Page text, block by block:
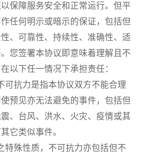
保障服务安全和正常运行。但平
任何明示或暗示的保证，包括但
、可靠性、持续性、准确性、适
您签署本协议即意味着理解且不
以下任一情况下承担责任：
可抗力是指本协议双方不能合理
预见亦无法避免的事件，包括但
、台风、洪水、火灾、疫情或其
它类似事件。
特殊性质，不可抗力亦包括但不